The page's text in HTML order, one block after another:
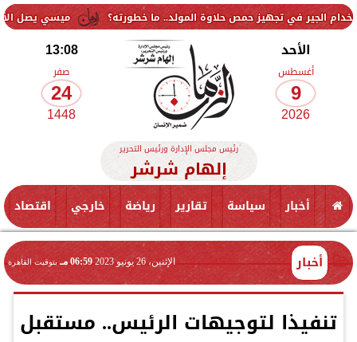
ميسي يصل الأرجنتين تجهيز حمص حلاوة المولد.. ما خطورته؟
الأحد
أغسطس
9
2026
13:08
صفر
24
1448
رئيس مجلس الإدارة ورئيس التحرير
إلهام شرشر
أخبار سياسة تقارير رياضة خارجي اقتصاد
أخبار الإثنين، 26 يونيو 2023 06:59 مـ بتوقيت القاهرة
تنفيذا لتوجيهات الرئيس.. مستقبل